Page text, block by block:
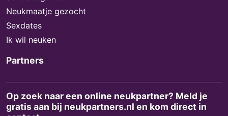
Neukmaatje gezocht
Sexdates
Ik wil neuken
Partners
Op zoek naar een online neukpartner? Meld je
gratis aan bij neukpartners.nl en kom direct in